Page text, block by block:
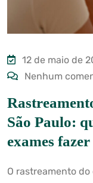
12 de maio de
Nenhum
São Paulo:
exames fazer
O rastreamento